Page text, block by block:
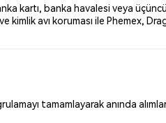
kartı, banka havalesi veya
avı koruması ile Phemex,
tamamlayarak anında